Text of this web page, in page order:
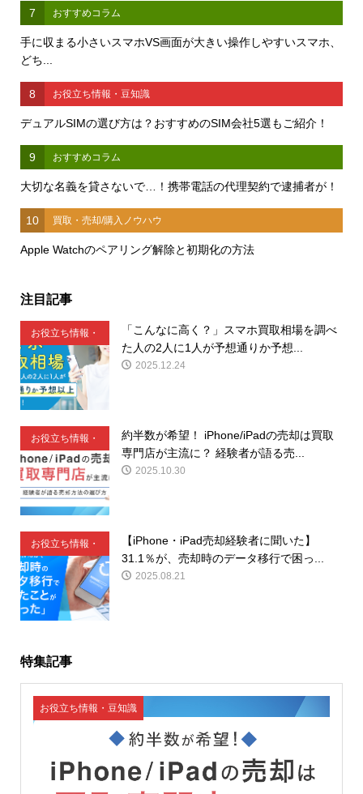
7 おすすめコラム
手に収まる小さいスマホVS画面が大きい操作しやすいスマホ、
どち...
8 お役立ち情報・豆知識
デュアルSIMの選び方は？おすすめのSIM会社5選もご紹介！
9 おすすめコラム
大切な名義を貸さないで…！携帯電話の代理契約で逮捕者が！
10 買取・売却/購入ノウハウ
Apple Watchのペアリング解除と初期化の方法
注目記事
お役立ち情報・
豆知識
「こんなに高く？」スマホ買取相場を調べ
た人の2人に1人が予想通りか予想...
2025.12.24
お役立ち情報・
豆知識
約半数が希望！ iPhone/iPadの売却は買取
専門店が主流に？ 経験者が語る売...
2025.10.30
お役立ち情報・
豆知識
【iPhone・iPad売却経験者に聞いた】
31.1％が、売却時のデータ移行で困っ...
2025.08.21
特集記事
お役立ち情報・豆知識